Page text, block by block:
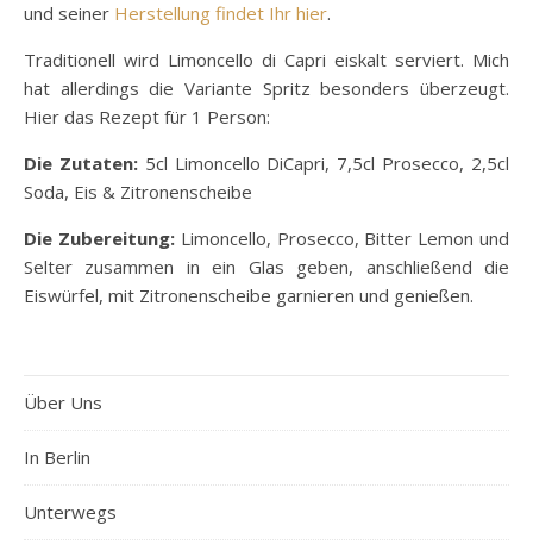
und seiner Herstellung findet Ihr hier.
Traditionell wird Limoncello di Capri eiskalt serviert. Mich
hat allerdings die Variante Spritz besonders überzeugt.
Hier das Rezept für 1 Person:
Die Zutaten:5cl Limoncello DiCapri, 7,5cl Prosecco, 2,5cl
Soda, Eis & Zitronenscheibe
Die Zubereitung:Limoncello, Prosecco, Bitter Lemon und
Selter zusammen in ein Glas geben, anschließend die
Eiswürfel, mit Zitronenscheibe garnieren und genießen.
Über Uns
In Berlin
Unterwegs